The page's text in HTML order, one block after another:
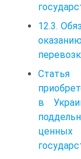
12.3.
Статья
в